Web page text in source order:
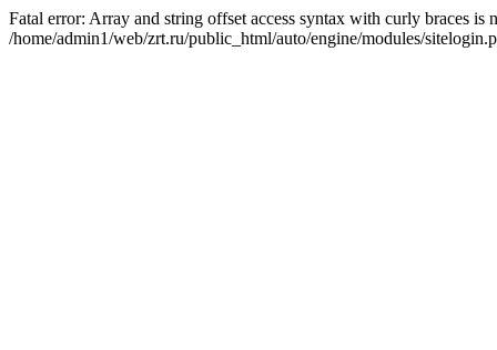
Fatal error: Array and string offset access syntax with curly braces is
/home/admin1/web/zrt.ru/public_html/auto/engine/modules/